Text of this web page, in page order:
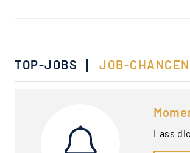
TOP-JOBS | JOB-CHANCEN
Lass